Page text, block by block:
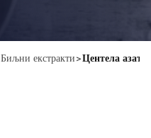
Биљни екстракти>Центела